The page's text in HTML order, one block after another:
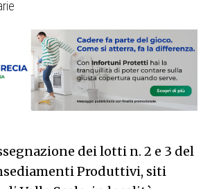
dei lotti n. 2 e 3 del
Produttivi, siti